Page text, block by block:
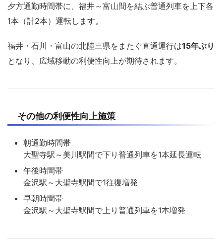
夕方通勤時間帯に、福井～富山間を結ぶ普通列車を上下各
1本（計2本）運転します。
福井・石川・富山の北陸三県をまたぐ直通運行は15年ぶり
となり、広域移動の利便性向上が期待されます。
その他の利便性向上施策
朝通勤時間帯
大聖寺駅～美川駅間で下り普通列車を1本延長運転
午後時間帯
金沢駅～大聖寺駅間で1往復増発
早朝時間帯
金沢駅～大聖寺駅間で上り普通列車を1本増発